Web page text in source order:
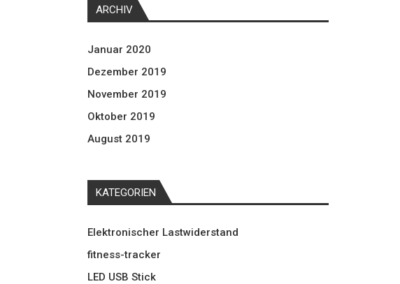
ARCHIV
Januar 2020
Dezember 2019
November 2019
Oktober 2019
August 2019
KATEGORIEN
Elektronischer Lastwiderstand
fitness-tracker
LED USB Stick